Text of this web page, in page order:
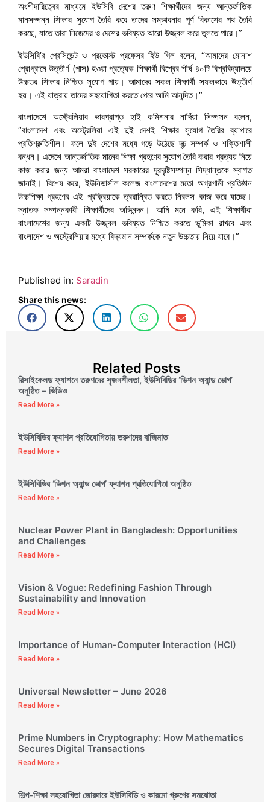
অংশীদারিত্বের মাধ্যমে ইউসিবি দেশের তরুণ শিক্ষার্থীদের জন্য আন্তর্জাতিক
মানসম্পন্ন শিক্ষার সুযোগ তৈরি করে তাদের সম্ভাবনার পূর্ণ বিকাশের পথ তৈরি
করছে, যাতে তারা নিজেদের ও দেশের ভবিষ্যত আরো উজ্জ্বল করে তুলতে পারে।”
ইউসিবি’র প্রেসিডেন্ট ও প্রভোস্ট প্রফেসর হিউ গিল বলেন, “আমাদের মোনাশ
প্রোগ্রামে উত্তীর্ণ (পাস) হওয়া প্রত্যেক শিক্ষার্থী বিশ্বের শীর্ষ ৪০টি বিশ্ববিদ্যালয়ে
উচ্চতর শিক্ষার নিশ্চিত সুযোগ পায়। আমাদের সকল শিক্ষার্থী সফলভাবে উত্তীর্ণ
হয়। এই যাত্রায় তাদের সহযোগিতা করতে পেরে আমি আনন্দিত।”
বাংলাদেশে অস্ট্রেলিয়ার ভারপ্রাপ্ত হাই কমিশনার নার্দিয়া সিম্পসন বলেন,
“বাংলাদেশ এবং অস্ট্রেলিয়া এই দুই দেশই শিক্ষার সুযোগ তৈরির ব্যাপারে
প্রতিশ্রুতিশীল। ফলে দুই দেশের মধ্যে গড়ে উঠেছে দৃঢ় সম্পর্ক ও শক্তিশালী
বন্ধন। এদেশে আন্তর্জাতিক মানের শিক্ষা গ্রহণের সুযোগ তৈরি করার প্রত্যয় নিয়ে
কাজ করার জন্য আমরা বাংলাদেশ সরকারের দূরদৃষ্টিসম্পন্ন সিদ্ধান্তকে স্বাগত
জানাই। বিশেষ করে, ইউনিভার্সাল কলেজ বাংলাদেশের মতো অগ্রগামী প্রতিষ্ঠান
উচ্চশিক্ষা গ্রহণের এই প্রক্রিয়াকে ত্বরান্বিত করতে নিরলস কাজ করে যাচ্ছে।
স্নাতক সম্পন্নকারী শিক্ষার্থীদের অভিনন্দন। আমি মনে করি, এই শিক্ষার্থীরা
বাংলাদেশের জন্য একটি উজ্জ্বল ভবিষ্যত নিশ্চিত করতে ভূমিকা রাখবে এবং
বাংলাদেশ ও অস্ট্রেলিয়ার মধ্যে বিদ্যমান সম্পর্ককে নতুন উচ্চতায় নিয়ে যাবে।”
Published in: Saradin
Share this news:
Related Posts
রিসাইকেলড ফ্যাশনে তরুণদের সৃজনশীলতা, ইউসিবিডির ‘ভিশন অ্যান্ড ভোগ’
অনুষ্ঠিত – ভিডিও
Read More »
ইউসিবিডির ফ্যাশন প্রতিযোগিতায় তরুণদের বাজিমাত
Read More »
ইউসিবিডির ‘ভিশন অ্যান্ড ভোগ’ ফ্যাশন প্রতিযোগিতা অনুষ্ঠিত
Read More »
Nuclear Power Plant in Bangladesh: Opportunities
and Challenges
Read More »
Vision & Vogue: Redefining Fashion Through
Sustainability and Innovation
Read More »
Importance of Human-Computer Interaction (HCI)
Read More »
Universal Newsletter – June 2026
Read More »
Prime Numbers in Cryptography: How Mathematics
Secures Digital Transactions
Read More »
শিল্প-শিক্ষা সহযোগিতা জোরদারে ইউসিবিডি ও কারমো গ্রুপের সমঝোতা